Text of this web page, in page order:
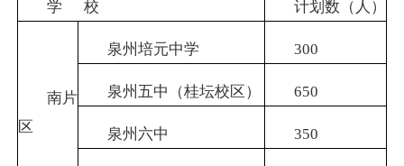
学 校 计划数（人）
南片
区
泉州培元中学 300
泉州五中（桂坛校区） 650
泉州六中 350